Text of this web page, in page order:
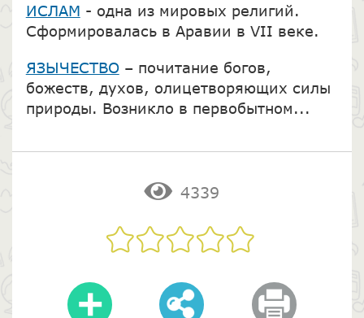
ИСЛАМ - одна из мировых религий.
Сформировалась в Аравии в VII веке.
ЯЗЫЧЕСТВО – почитание богов,
божеств, духов, олицетворяющих силы
природы. Возникло в первобытном...
4339